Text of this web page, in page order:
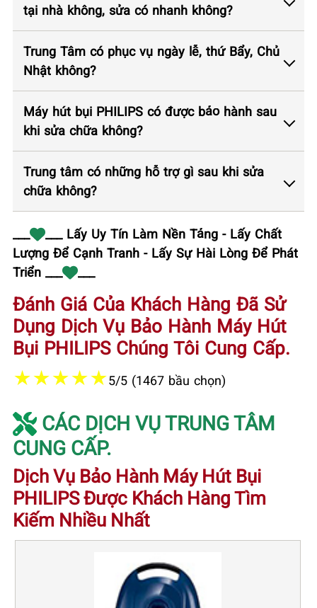
tại nhà không, sửa có nhanh không?
Trung Tâm có phục vụ ngày lễ, thứ Bẩy, Chủ
Nhật không?
Máy hút bụi PHILIPS có được bảo hành sau
khi sửa chữa không?
Trung tâm có những hỗ trợ gì sau khi sửa
chữa không?
___
___ Lấy Uy Tín Làm Nền Tảng - Lấy Chất
Lượng Để Cạnh Tranh - Lấy Sự Hài Lòng Để Phát
Triển ___
___
Đánh Giá Của Khách Hàng Đã Sử
Dụng Dịch Vụ Bảo Hành Máy Hút
Bụi PHILIPS Chúng Tôi Cung Cấp.
★★★★★5/5 (1467 bầu chọn)
CÁC DỊCH VỤ TRUNG TÂM
CUNG CẤP.
Dịch Vụ Bảo Hành Máy Hút Bụi
PHILIPS Được Khách Hàng Tìm
Kiếm Nhiều Nhất